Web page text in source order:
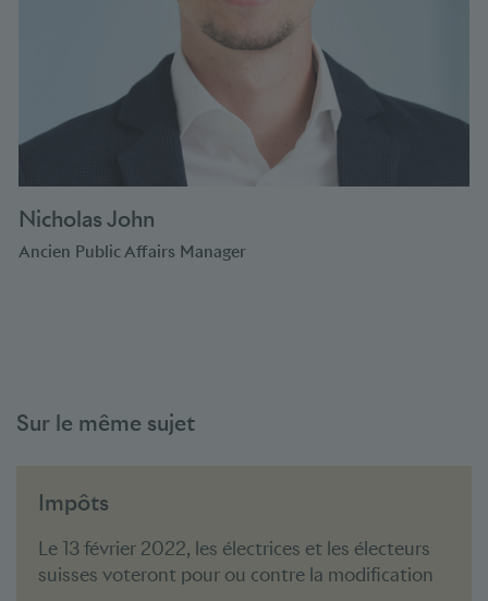
Nicholas John
Ancien Public Affairs Manager
Sur le même sujet
Impôts
Le 13 février 2022, les électrices et les électeurs
suisses voteront pour ou contre la modification